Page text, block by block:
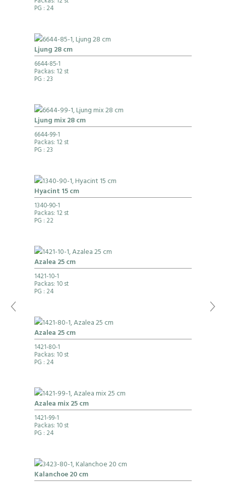
PG : 24
Ljung 28 cm
6644-85-1
Packas: 12 st
PG : 23
Ljung mix 28 cm
6644-99-1
Packas: 12 st
PG : 23
Hyacint 15 cm
1340-90-1
Packas: 12 st
PG : 22
Azalea 25 cm
1421-10-1
Packas: 10 st
PG : 24
Azalea 25 cm
1421-80-1
Packas: 10 st
PG : 24
Azalea mix 25 cm
1421-99-1
Packas: 10 st
PG : 24
Kalanchoe 20 cm